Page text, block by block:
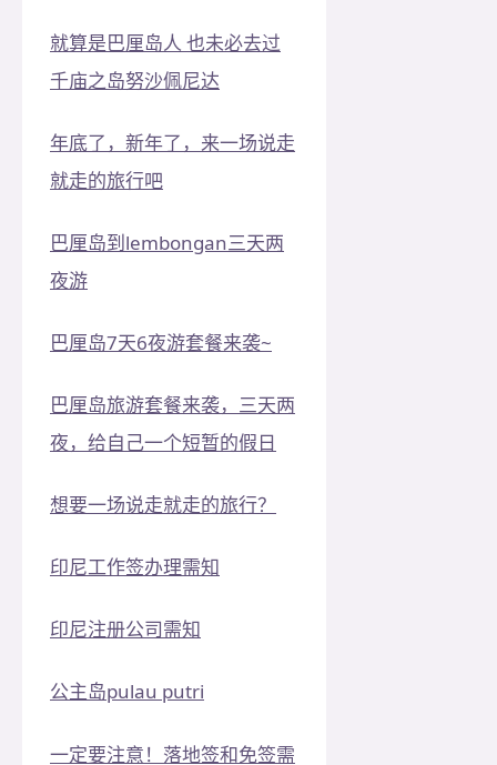
就算是巴厘岛人 也未必去过
千庙之岛努沙佩尼达
年底了，新年了，来一场说走
就走的旅行吧
巴厘岛到lembongan三天两
夜游
巴厘岛7天6夜游套餐来袭~
巴厘岛旅游套餐来袭，三天两
夜，给自己一个短暂的假日
想要一场说走就走的旅行？
印尼工作签办理需知
印尼注册公司需知
公主岛pulau putri
一定要注意！落地签和免签需